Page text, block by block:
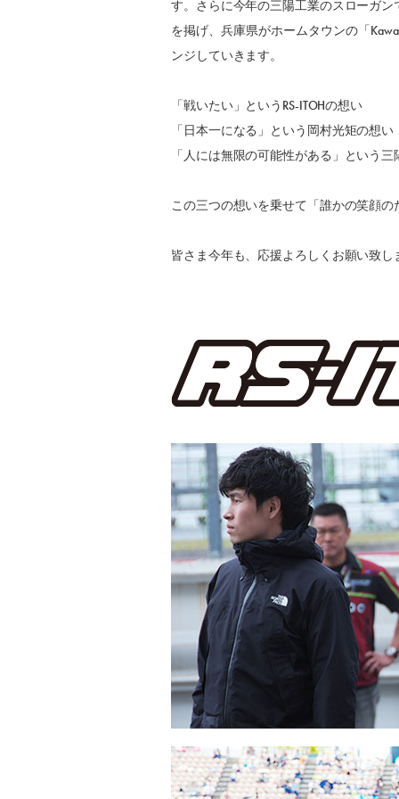
す。さらに今年の三陽工業のスローガ
を掲げ、兵庫県がホームタウンの「
ンジしていきます。
「戦いたい」というRS-ITOHの想い
「日本一になる」という岡村光矩の想い
「人には無限の可能性がある」という
この三つの想いを乗せて「誰かの笑顔
皆さま今年も、応援よろしくお願い致し